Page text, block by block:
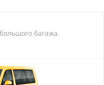
багажа.